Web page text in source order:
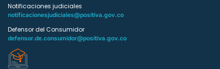
Notificaciones judiciales
notificacionesjudiciales@positiva.gov.co
Defensor del Consumidor
defensor.de.consumidor@positiva.gov.co